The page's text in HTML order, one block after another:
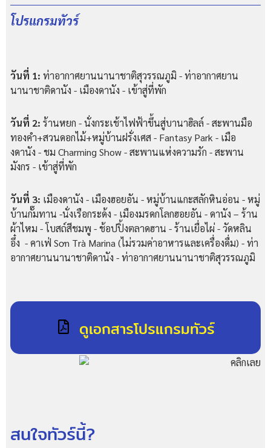
โปรแกรมทัวร์
วันที่ 1: ท่าอากาศยานนานาชาติสุวรรณภูมิ - ท่าอากาศยาน
นานาชาติดานัง - เมืองดานัง - เข้าสู่ที่พัก
วันที่ 2: ร้านหยก - นั่งกระเช้าไฟฟ้าขึ้นสู่บานาฮิลล์ - สะพานมือ
ทองคำ+สวนดอกไม้+หมู่บ้านฝรั่งเศส - Fantasy Park - เมือ
งดานัง - ชม Charming Show - สะพานแห่งความรัก - สะพาน
มังกร - เข้าสู่ที่พัก
วันที่ 3: เมืองดานัง - เมืองฮอยอัน - หมู่บ้านแกะสลักหินอ่อน - หมู่
บ้านกั๊มทาน -นั่งเรือกระด้ง - เมืองมรดกโลกฮอยอัน - ดานัง – ร้าน
ผ้าไหม - โบสถ์สีชมพู - ช้อปปิ้งตลาดฮาน - ร้านเยื่อไผ่ - วัดหลิน
อึ๋ง - คาเฟ่ Sơn Trà Marina (ไม่รวมค่าอาหารและเครื่องดื่ม) - ท่า
อากาศยานนานาชาติดานัง - ท่าอากาศยานนานาชาติสุวรรณภูมิ
ดูเอกสารโปรแกรมทัวร์
สนใจทัวร์นี้?